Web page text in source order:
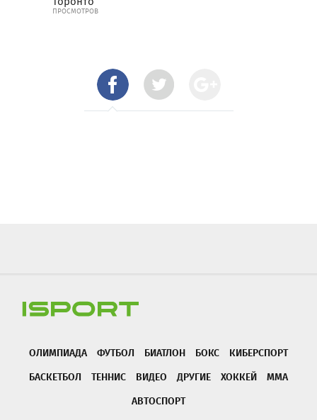
ПРОСМОТРОВ
ОЛИМПИАДА ФУТБОЛ БИАТЛОН БОКС
КИБЕРСПОРТ
БАСКЕТБОЛ
ТЕННИС ВИДЕО ДРУГИЕ ХОККЕЙ
ММА
АВТОСПОРТ